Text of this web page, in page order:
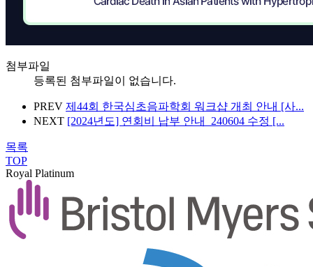
첨부파일
등록된 첨부파일이 없습니다.
PREV 제44회 한국심초음파학회 워크샵 개최 안내 [사...
NEXT [2024년도] 연회비 납부 안내_240604 수정 [...
목록
TOP
Royal Platinum